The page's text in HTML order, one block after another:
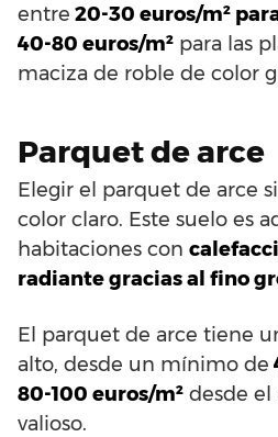
entre 20-30 euros/m²
40-80 euros/m² para las
maciza de roble de color
Parquet de arce
Elegir el parquet de arce
color claro. Este suelo es
habitaciones con
radiante gracias al fino
El parquet de arce tiene
alto, desde un mínimo de
80-100 euros/m² desde el
valioso.